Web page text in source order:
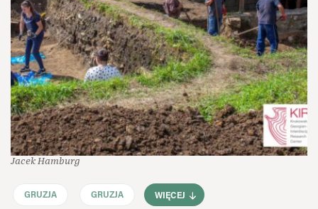
Jacek Hamburg
GRUZJA GRUZJA WIĘCEJ